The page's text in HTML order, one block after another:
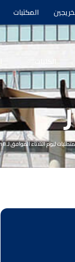
المكتبات
الثلاثاء الموافق لـ 18-05-2021